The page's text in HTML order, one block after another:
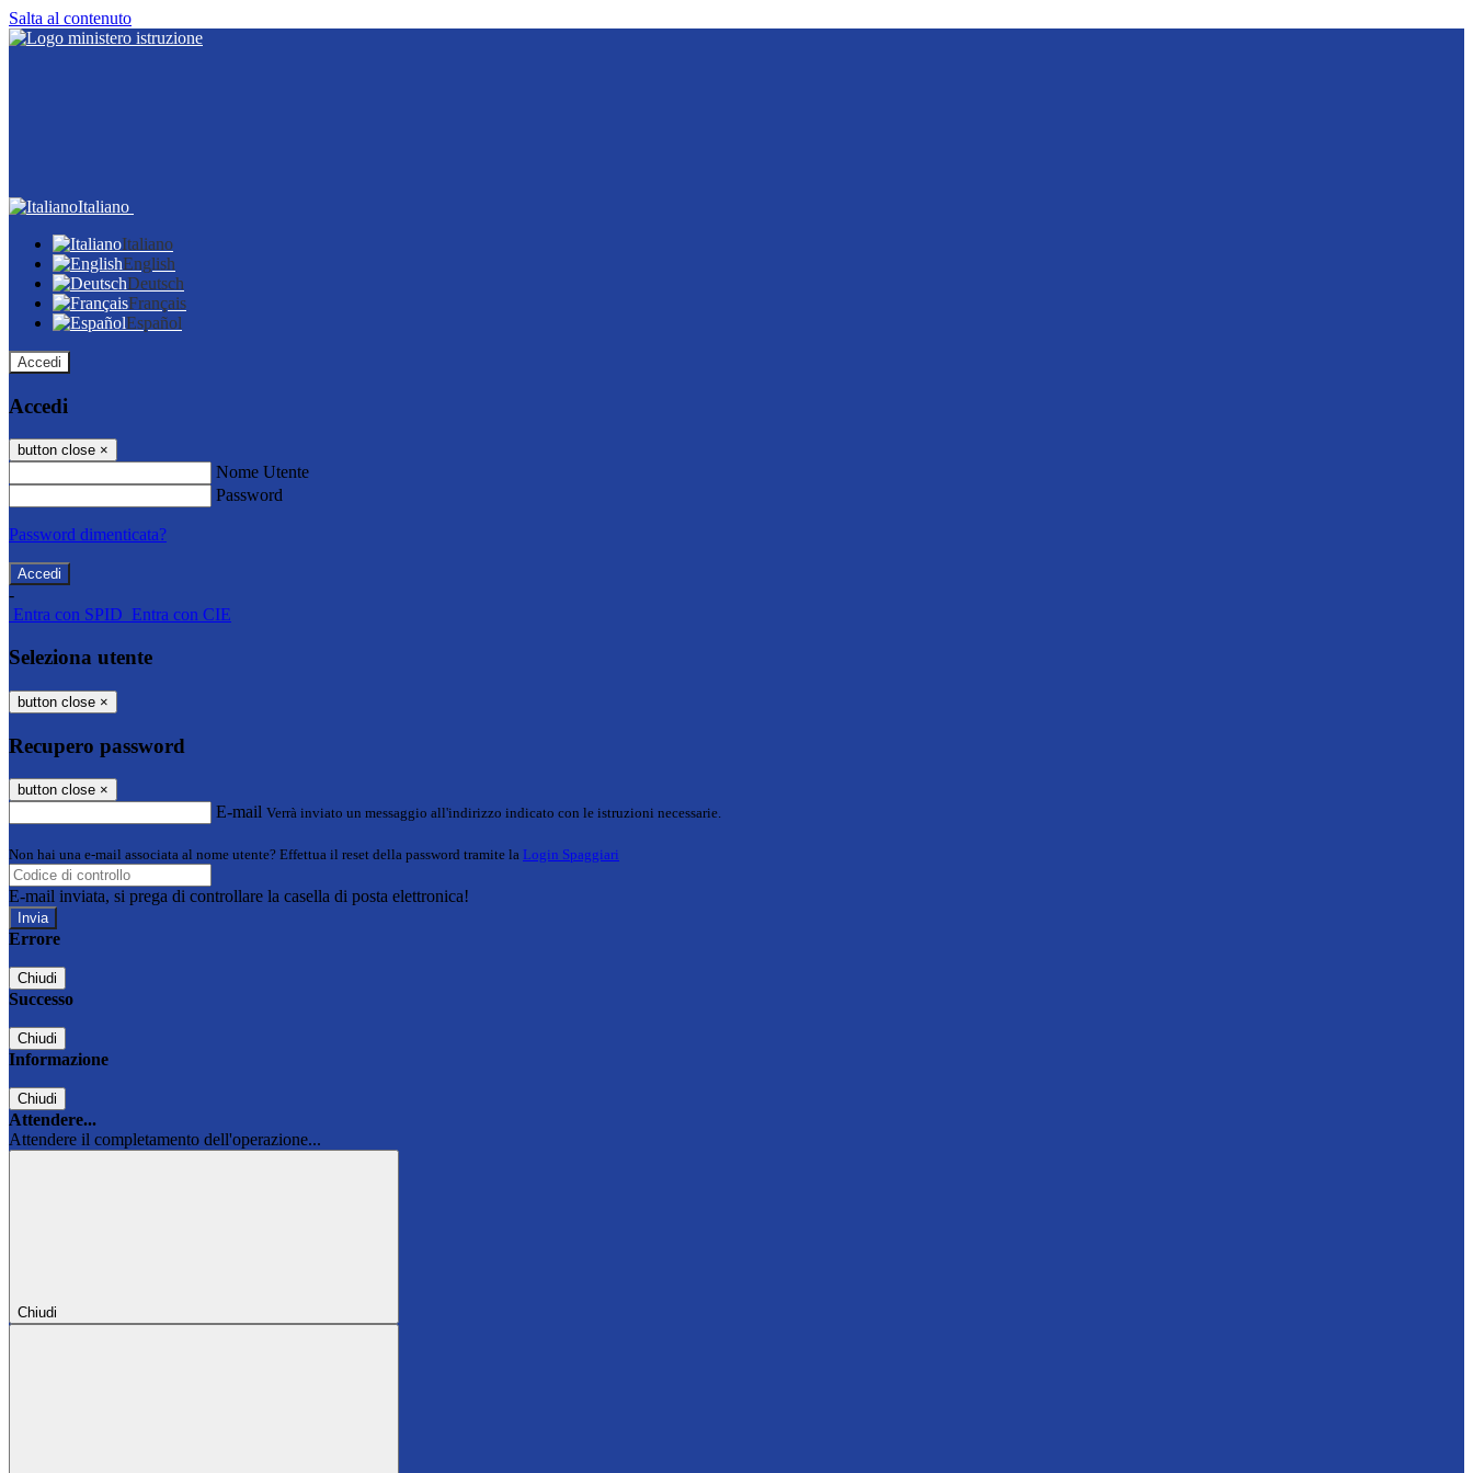
Salta al contenuto
Italiano
Italiano
English
Deutsch
Français
Español
Accedi
Accedi
button close ×
Nome Utente
Password
Password dimenticata?
-
Entra con SPID Entra con CIE
Seleziona utente
button close ×
Recupero password
button close ×
E-mail Verrà inviato un messaggio all'indirizzo indicato con le istruzioni necessarie.
Non hai una e-mail associata al nome utente? Effettua il reset della password tramite la Login Spaggiari
E-mail inviata, si prega di controllare la casella di posta elettronica!
Errore
Chiudi
Successo
Chiudi
Informazione
Chiudi
Attendere...
Attendere il completamento dell'operazione...
Chiudi